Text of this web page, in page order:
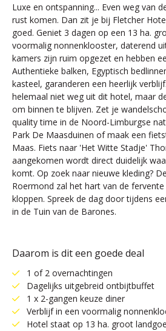
Luxe en ontspanning... Even weg van
rust komen. Dan zit je bij Fletcher
goed. Geniet 3 dagen op een 13 ha.
voormalig nonnenklooster, daterend
kamers zijn ruim opgezet en hebben
Authentieke balken, Egyptisch
kasteel, garanderen een heerlijk
helemaal niet weg uit dit hotel, maar
om binnen te blijven. Zet je
quality time in de Noord-Limburgse
Park De Maasduinen of maak een
Maas. Fiets naar 'Het Witte Stadje'
aangekomen wordt direct duidelijk
komt. Op zoek naar nieuwe kleding?
Roermond zal het hart van de
kloppen. Spreek de dag door tijdens
in de Tuin van de Barones.
Daarom is dit een goede deal
1 of 2 overnachtingen
Dagelijks uitgebreid ontbijtbuffet
1 x 2-gangen keuze diner
Verblijf in een voormalig
Hotel staat op 13 ha. groot